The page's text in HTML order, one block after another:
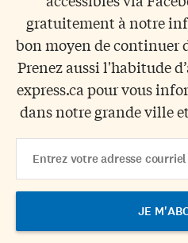
gratuitement à notre
bon moyen de continuer
Prenez aussi l'habitude
express.ca pour vous
dans notre grande ville
Address